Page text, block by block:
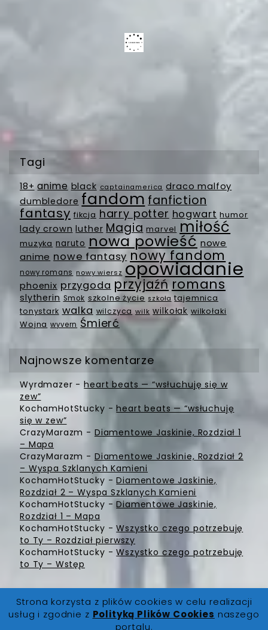
Tagi
18+ anime black captainamerica draco malfoy
dumbledore fandom fanfiction
fantasy fikcja harry potter hogwart humor
lady crown luther Magia marvel miłość
muzyka naruto nowa powieść nowe
anime nowe fantasy nowy fandom
nowy romans nowy wiersz opowiadanie
phoenix przygoda przyjaźń romans
slytherin Smok szkolne życie szkoła tajemnica
tonystark walka wilczyca wilk wilkołak wilkołaki
Wojna wyvern Śmierć
Najnowsze komentarze
Wyrdmazer -heart beats — “wsłuchuję się w
zew”
KochamHotStucky -heart beats — “wsłuchuję
się w zew”
CrazyMarazm - Diamentowe Jaskinie, Rozdział 1
– Mapa
CrazyMarazm - Diamentowe Jaskinie, Rozdział 2
– Wyspa Szklanych Kamieni
KochamHotStucky -Diamentowe Jaskinie,
Rozdział 2 – Wyspa Szklanych Kamieni
KochamHotStucky -Diamentowe Jaskinie,
Rozdział 1 – Mapa
KochamHotStucky -Wszystko czego potrzebuję
to Ty – Rozdział pierwszy
KochamHotStucky -Wszystko czego potrzebuję
to Ty – Wstęp
Strona korzysta z plików cookies w celu realizacji
usług i zgodnie z Polityką Plików Cookies naszego
portalu.